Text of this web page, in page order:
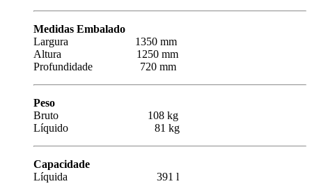
Medidas Embalado
Largura 1350 mm
Altura 1250 mm
Profundidade 720 mm
Peso
Bruto 108 kg
Líquido 81 kg
Capacidade
Líquida 391 l